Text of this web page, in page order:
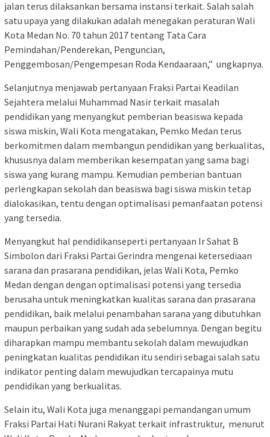
jalan terus dilaksankan bersama instansi terkait. Salah salah
satu upaya yang dilakukan adalah menegakan peraturan Wali
Kota Medan No. 70 tahun 2017 tentang Tata Cara
Pemindahan/Penderekan, Penguncian,
Penggembosan/Pengempesan Roda Kendaaraan,” ungkapnya.
Selanjutnya menjawab pertanyaan Fraksi Partai Keadilan
Sejahtera melalui Muhammad Nasir terkait masalah
pendidikan yang menyangkut pemberian beasiswa kepada
siswa miskin, Wali Kota mengatakan, Pemko Medan terus
berkomitmen dalam membangun pendidikan yang berkualitas,
khususnya dalam memberikan kesempatan yang sama bagi
siswa yang kurang mampu. Kemudian pemberian bantuan
perlengkapan sekolah dan beasiswa bagi siswa miskin tetap
dialokasikan, tentu dengan optimalisasi pemanfaatan potensi
yang tersedia.
Menyangkut hal pendidikanseperti pertanyaan Ir Sahat B
Simbolon dari Fraksi Partai Gerindra mengenai ketersediaan
sarana dan prasarana pendidikan, jelas Wali Kota, Pemko
Medan dengan dengan optimalisasi potensi yang tersedia
berusaha untuk meningkatkan kualitas sarana dan prasarana
pendidikan, baik melalui penambahan sarana yang dibutuhkan
maupun perbaikan yang sudah ada sebelumnya. Dengan begitu
diharapkan mampu membantu sekolah dalam mewujudkan
peningkatan kualitas pendidikan itu sendiri sebagai salah satu
indikator penting dalam mewujudkan tercapainya mutu
pendidikan yang berkualitas.
Selain itu, Wali Kota juga menanggapi pemandangan umum
Fraksi Partai Hati Nurani Rakyat terkait infrastruktur, menurut